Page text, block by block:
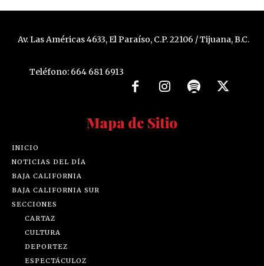
Av. Las Américas 4633, El Paraíso, C.P. 22106 / Tijuana, B.C.
Teléfono: 664 681 6913
Mapa de Sitio
INICIO
NOTICIAS DEL DÍA
BAJA CALIFORNIA
BAJA CALIFORNIA SUR
SECCIONES
CARTAZ
CULTURA
DEPORTEZ
ESPECTÁCULOZ